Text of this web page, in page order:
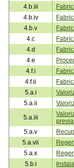
4.b.iii
4.b.iv
4.b.v
4.c
4.d
4.e
4.f.i
4.f.ii
5.a.i
5.a.ii
5.a.iii
5.a.v
5.a.vii
5.a.x
5.b.i